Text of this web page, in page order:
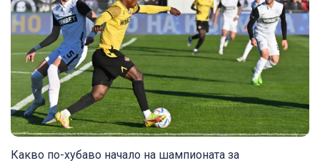
Какво по-хубаво начало на шампионата за